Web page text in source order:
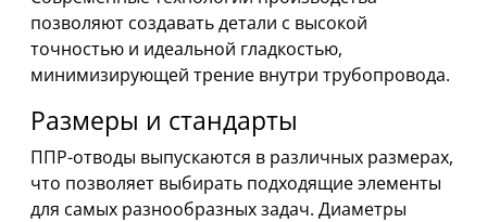
позволяют создавать детали с высокой
точностью и идеальной гладкостью,
минимизирующей трение внутри трубопровода.
Размеры и стандарты
ППР-отводы выпускаются в различных размерах,
что позволяет выбирать подходящие элементы
для самых разнообразных задач. Диаметры